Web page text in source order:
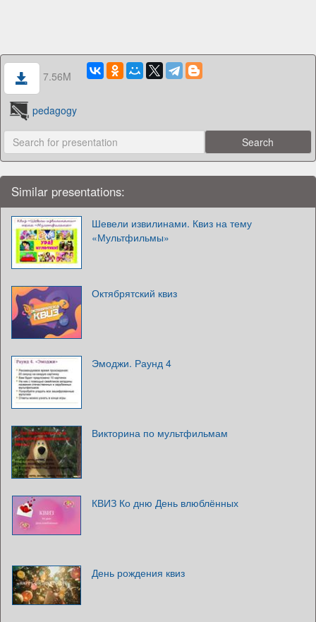
7.56M
pedagogy
Similar presentations:
Шевели извилинами. Квиз на тему
«Мультфильмы»
Октябрятский квиз
Эмоджи. Раунд 4
Викторина по мультфильмам
КВИЗ Ко дню День влюблённых
День рождения квиз